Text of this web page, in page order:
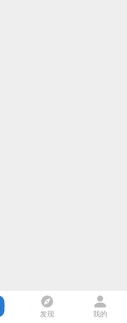
发现 我的